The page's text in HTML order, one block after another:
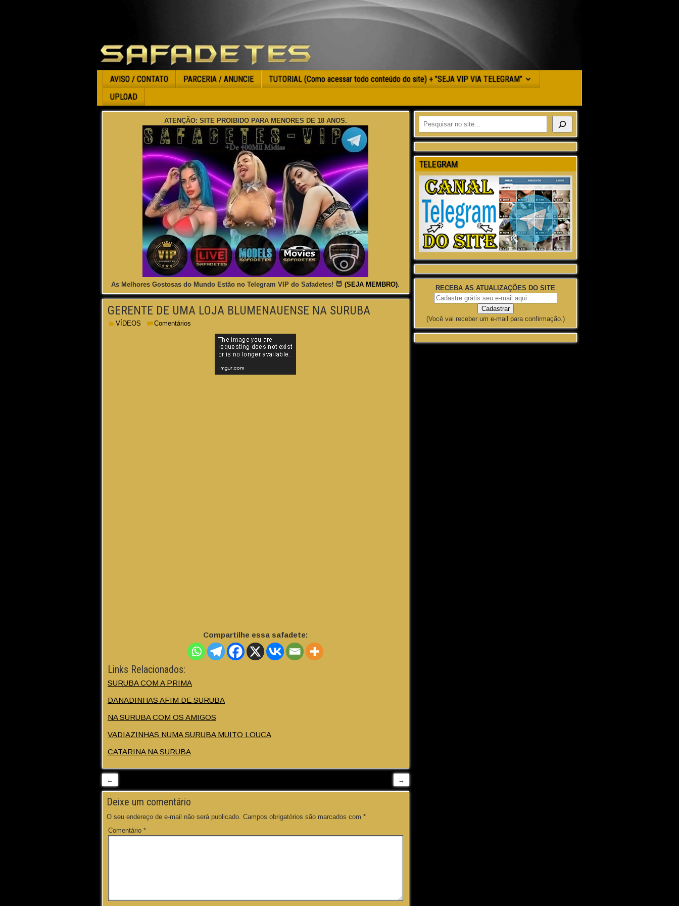
AVISO / CONTATO PARCERIA / ANUNCIE
TUTORIAL (Como acessar todo conteúdo do site) + ”SEJA VIP VIA TELEGRAM”
UPLOAD
ATENÇÃO: SITE PROIBIDO PARA MENORES DE 18 ANOS.
As Melhores Gostosas do Mundo Estão no Telegram VIP do Safadetes! 😈(SEJA MEMBRO).
GERENTE DE UMA LOJA BLUMENAUENSE NA SURUBA
VÍDEOS Comentários
Compartilhe essa safadete:
Links Relacionados:
SURUBA COM A PRIMA
DANADINHAS AFIM DE SURUBA
NA SURUBA COM OS AMIGOS
VADIAZINHAS NUMA SURUBA MUITO LOUCA
CATARINA NA SURUBA
← →
Deixe um comentário
O seu endereço de e-mail não será publicado. Campos obrigatórios são marcados com *
Comentário *
TELEGRAM
RECEBA AS ATUALIZAÇÕES DO SITE
(Você vai receber um e-mail para confirmação.)